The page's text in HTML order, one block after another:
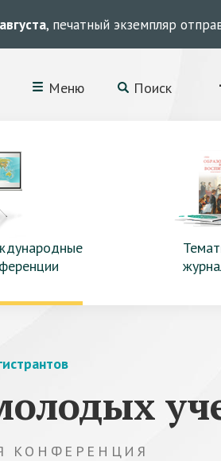
, печатный экземпляр
Меню Поиск
КОНФЕРЕНЦИЯ